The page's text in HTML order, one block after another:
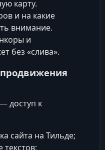
карту.
и на какие
внимание.
и
без «слива».
доступ к
сайта на Тильде;